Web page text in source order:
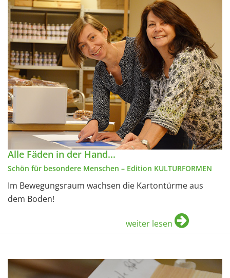
Alle Fäden in der Hand...
Schön für besondere Menschen – Edition KULTURFORMEN
Im Bewegungsraum wachsen die Kartontürme aus
dem Boden!
weiter lesen